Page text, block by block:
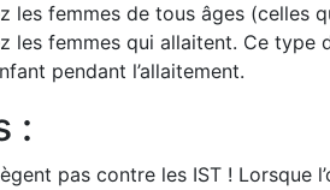
les femmes de tous âges (celles
les femmes qui allaitent. Ce
pendant l’allaitement.
:
pas contre les IST ! Lorsque